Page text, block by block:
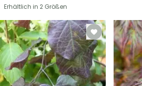
Erhältlich in 2 Größen